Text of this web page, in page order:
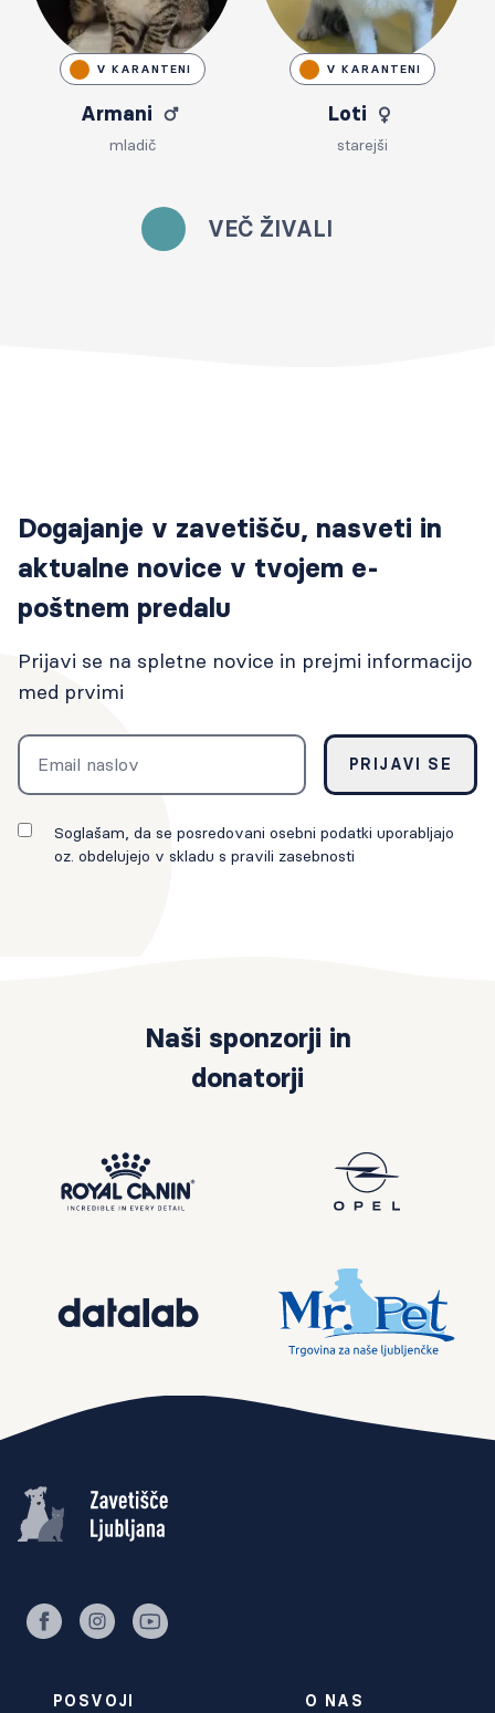
VEČ ŽIVALI
V KARANTENI
Armani
mladič
V KARANTENI
Loti
starejši
Dogajanje v zavetišču, nasveti in
aktualne novice v tvojem e-
poštnem predalu
Prijavi se na spletne novice in prejmi informacijo
med prvimi
Email
PRIJAVI SE
Soglašam, da se posredovani osebni podatki uporabljajo
oz. obdelujejo v skladu s pravili zasebnosti
Naši sponzorji in
donatorji
POSVOJI O NAS